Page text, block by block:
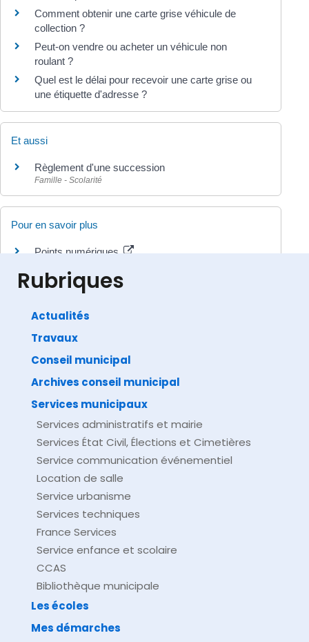
Comment obtenir une carte grise véhicule de
collection ?
Peut-on vendre ou acheter un véhicule non
roulant ?
Quel est le délai pour recevoir une carte grise ou
une étiquette d'adresse ?
Et aussi
Règlement d'une succession
Famille - Scolarité
Pour en savoir plus
Points numériques
Direction de l'information légale et administrative
Rubriques
Actualités
Travaux
Conseil municipal
Archives conseil municipal
Services municipaux
Services administratifs et mairie
Services État Civil, Élections et Cimetières
Service communication événementiel
Location de salle
Service urbanisme
Services techniques
France Services
Service enfance et scolaire
CCAS
Bibliothèque municipale
Les écoles
Mes démarches